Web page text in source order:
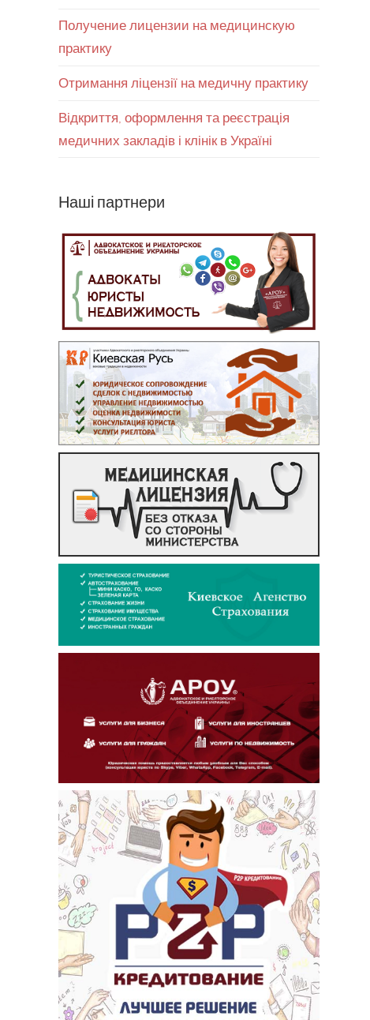
Получение лицензии на медицинскую
практику
Отримання ліцензії на медичну практику
Відкриття, оформлення та реєстрація
медичних закладів і клінік в Україні
Наші партнери